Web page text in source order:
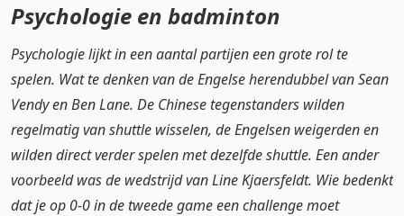
Psychologie en badminton
Psychologie lijkt in een aantal partijen een grote rol te
spelen. Wat te denken van de Engelse herendubbel van Sean
Vendy en Ben Lane. De Chinese tegenstanders wilden
regelmatig van shuttle wisselen, de Engelsen weigerden en
wilden direct verder spelen met dezelfde shuttle. Een ander
voorbeeld was de wedstrijd van Line Kjaersfeldt. Wie bedenkt
dat je op 0-0 in de tweede game een challenge moet